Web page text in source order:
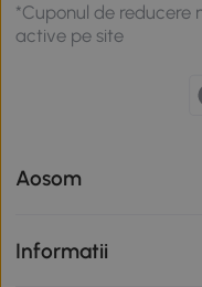
*Cuponul de reducere
active pe site
Aosom
Informatii